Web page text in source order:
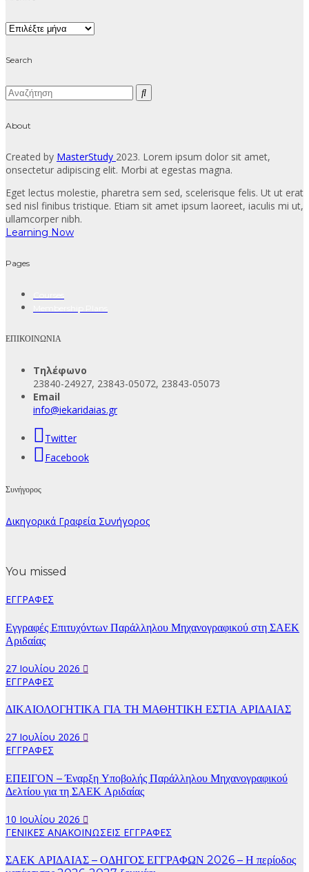
Archive
Search
About
Created by MasterStudy 2023. Lorem ipsum dolor sit amet,
onsectetur adipiscing elit. Morbi at egestas magna.
Eget lectus molestie, pharetra sem sed, scelerisque felis. Ut ut erat
sed nisl finibus tristique. Etiam sit amet ipsum laoreet, iaculis mi ut,
ullamcorper nibh.
Learning Now
Pages
ΕΠΙΚΟΙΝΩΝΙΑ
Τηλέφωνο
23840-24927, 23843-05072, 23843-05073
Email
info@iekaridaias.gr
Twitter
Facebook
Συνήγορος
Δικηγορικά Γραφεία Συνήγορος
You missed
ΕΓΓΡΑΦΕΣ
Εγγραφές Επιτυχόντων Παράλληλου Μηχανογραφικού στη ΣΑΕΚ
Αριδαίας
27 Ιουλίου 2026
ΕΓΓΡΑΦΕΣ
ΔΙΚΑΙΟΛΟΓΗΤΙΚΑ ΓΙΑ ΤΗ ΜΑΘΗΤΙΚΗ ΕΣΤΙΑ ΑΡΙΔΑΙΑΣ
27 Ιουλίου 2026
ΕΓΓΡΑΦΕΣ
ΕΠΕΙΓΟΝ – Έναρξη Υποβολής Παράλληλου Μηχανογραφικού
Δελτίου για τη ΣΑΕΚ Αριδαίας
10 Ιουλίου 2026
ΓΕΝΙΚΕΣ ΑΝΑΚΟΙΝΩΣΕΙΣ ΕΓΓΡΑΦΕΣ
ΣΑΕΚ ΑΡΙΔΑΙΑΣ – ΟΔΗΓΟΣ ΕΓΓΡΑΦΩΝ 2026 – Η περίοδος